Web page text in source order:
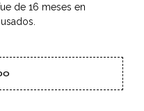
de 16 meses en